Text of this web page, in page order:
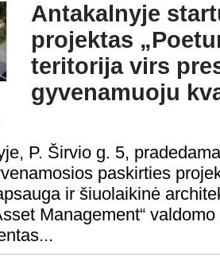
Antakalnyje
projektas
teritorija virs
gyvenamuoju
P. Širvio g. 5,
paskirties
ir šiuolaikinė
Management“